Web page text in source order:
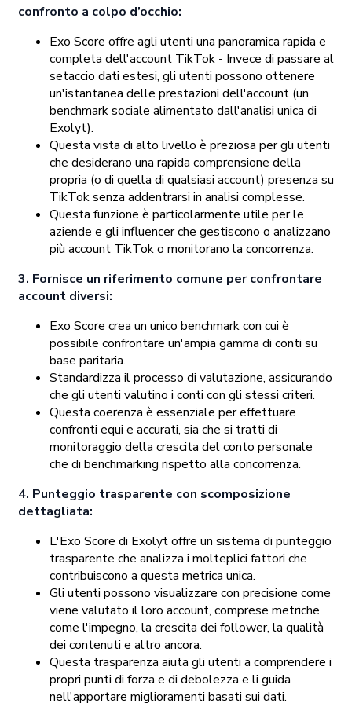
confronto a colpo d’occhio:
Exo Score offre agli utenti una panoramica rapida e
completa dell'account TikTok - Invece di passare al
setaccio dati estesi, gli utenti possono ottenere
un'istantanea delle prestazioni dell'account (un
benchmark sociale alimentato dall'analisi unica di
Exolyt).
Questa vista di alto livello è preziosa per gli utenti
che desiderano una rapida comprensione della
propria (o di quella di qualsiasi account) presenza su
TikTok senza addentrarsi in analisi complesse.
Questa funzione è particolarmente utile per le
aziende e gli influencer che gestiscono o analizzano
più account TikTok o monitorano la concorrenza.
3. Fornisce un riferimento comune per confrontare
account diversi:
Exo Score crea un unico benchmark con cui è
possibile confrontare un'ampia gamma di conti su
base paritaria.
Standardizza il processo di valutazione, assicurando
che gli utenti valutino i conti con gli stessi criteri.
Questa coerenza è essenziale per effettuare
confronti equi e accurati, sia che si tratti di
monitoraggio della crescita del conto personale
che di benchmarking rispetto alla concorrenza.
4. Punteggio trasparente con scomposizione
dettagliata:
L'Exo Score di Exolyt offre un sistema di punteggio
trasparente che analizza i molteplici fattori che
contribuiscono a questa metrica unica.
Gli utenti possono visualizzare con precisione come
viene valutato il loro account, comprese metriche
come l'impegno, la crescita dei follower, la qualità
dei contenuti e altro ancora.
Questa trasparenza aiuta gli utenti a comprendere i
propri punti di forza e di debolezza e li guida
nell'apportare miglioramenti basati sui dati.